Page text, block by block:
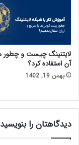
لایتنینگ چیست و چطور
آن استفاده کرد؟
بهمن 19, 1402
دیدگاهتان را بنویسید